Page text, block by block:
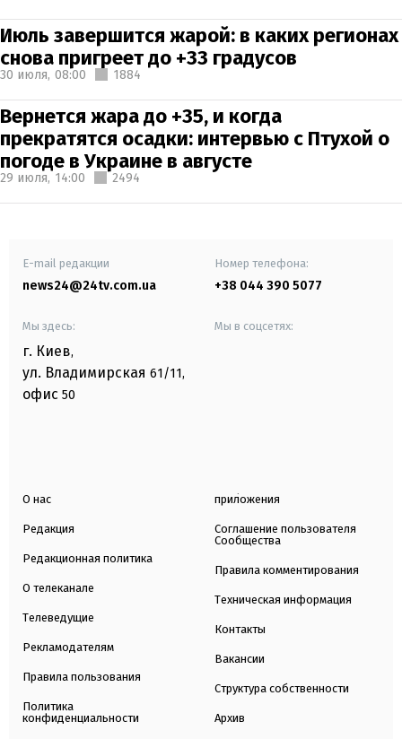
Июль завершится жарой: в каких регионах
снова пригреет до +33 градусов
30 июля, 08:00 1884
Вернется жара до +35, и когда
прекратятся осадки: интервью с Птухой о
погоде в Украине в августе
29 июля, 14:00 2494
E-mail редакции
news24@24tv.com.ua
Номер телефона:
+38 044 390 5077
Мы здесь:
г. Киев,
ул. Владимирская 61/11,
офис 50
Мы в соцсетях:
О нас
Редакция
Редакционная политика
О телеканале
Телеведущие
Рекламодателям
Правила пользования
Политика
конфиденциальности
приложения
Соглашение пользователя
Сообщества
Правила комментирования
Техническая информация
Контакты
Вакансии
Структура собственности
Архив